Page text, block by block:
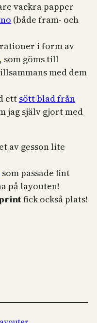
vackra papper
(både fram- och
i form av
, som göms till
med dem
ett sött blad från
jag själv gjort med
av gesson lite
som passade fint
på layouten!
fick också plats!